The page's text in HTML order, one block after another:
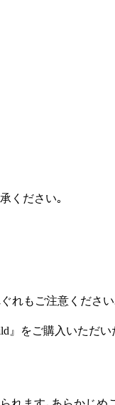
ください｡
れもご注意ください
』をご購入いただ